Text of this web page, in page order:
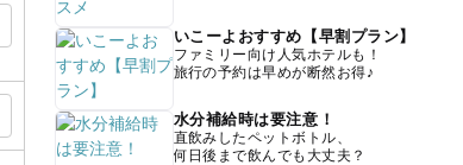
いこーよおすすめ【早割プラン】
ファミリー向け人気ホテルも！
旅行の予約は早めが断然お得♪
水分補給時は要注意！
直飲みしたペットボトル、
何日後まで飲んでも大丈夫？